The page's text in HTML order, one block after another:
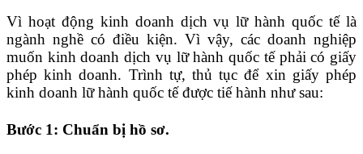
Vì hoạt động kinh doanh dịch vụ lữ hành quốc tế là
ngành nghề có điều kiện. Vì vậy, các doanh nghiệp
muốn kinh doanh dịch vụ lữ hành quốc tế phải có giấy
phép kinh doanh. Trình tự, thủ tục để xin giấy phép
kinh doanh lữ hành quốc tế được tiế hành như sau:
Bước 1: Chuẩn bị hồ sơ.